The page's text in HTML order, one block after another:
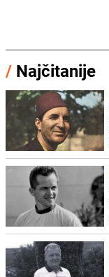
/ Najčitanije